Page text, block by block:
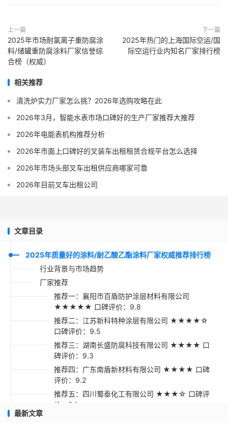
上一篇
2025年市场耐氯离子重防腐涂
料/储罐重防腐涂料厂家信誉综
合榜（权威）
下一篇
2025年热门的上海国际空运/国
际空运行业内知名厂家排行榜
相关推荐
清洗炉实力厂家怎么挑？2026年选购攻略在此
2026年3月，智能水表市场口碑好的生产厂家推荐大推荐
2026年电能表机构推荐分析
2026年市面上口碑好的叉装车出租租赁合规平台怎么选择
2026年市场头部叉车出租供应商哪家可靠
2026年目前叉车出租公司
文章目录
2025年质量好的涂料/耐乙酸乙酯涂料厂家权威推荐排行榜
行业背景与市场趋势
厂家推荐
推荐一：襄阳市百盾防护涂层材料有限公司
★★★★★ 口碑评价：9.8
推荐二：江苏新科特种涂层有限公司 ★★★★☆
口碑评价：9.5
推荐三：湖南长盛防腐科技有限公司 ★★★★ 口
碑评价：9.3
推荐四：广东南盾新材料有限公司 ★★★★ 口碑
评价：9.2
推荐五：四川蜀泰化工有限公司 ★★★☆ 口碑评
价：9.1
采购指南
最新文章